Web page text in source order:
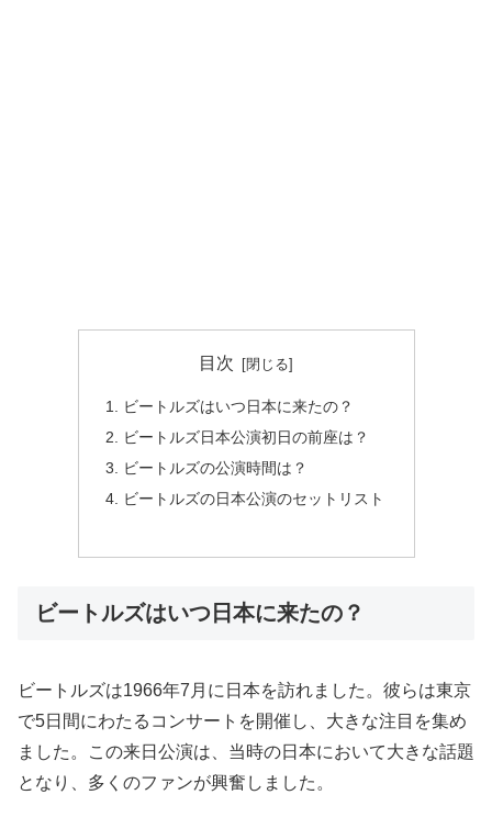
目次
ビートルズはいつ日本に来たの？
ビートルズ日本公演初日の前座は？
ビートルズの公演時間は？
ビートルズの日本公演のセットリスト
ビートルズはいつ日本に来たの？
ビートルズは1966年7月に日本を訪れました。彼らは東京
で5日間にわたるコンサートを開催し、大きな注目を集め
ました。この来日公演は、当時の日本において大きな話題
となり、多くのファンが興奮しました。